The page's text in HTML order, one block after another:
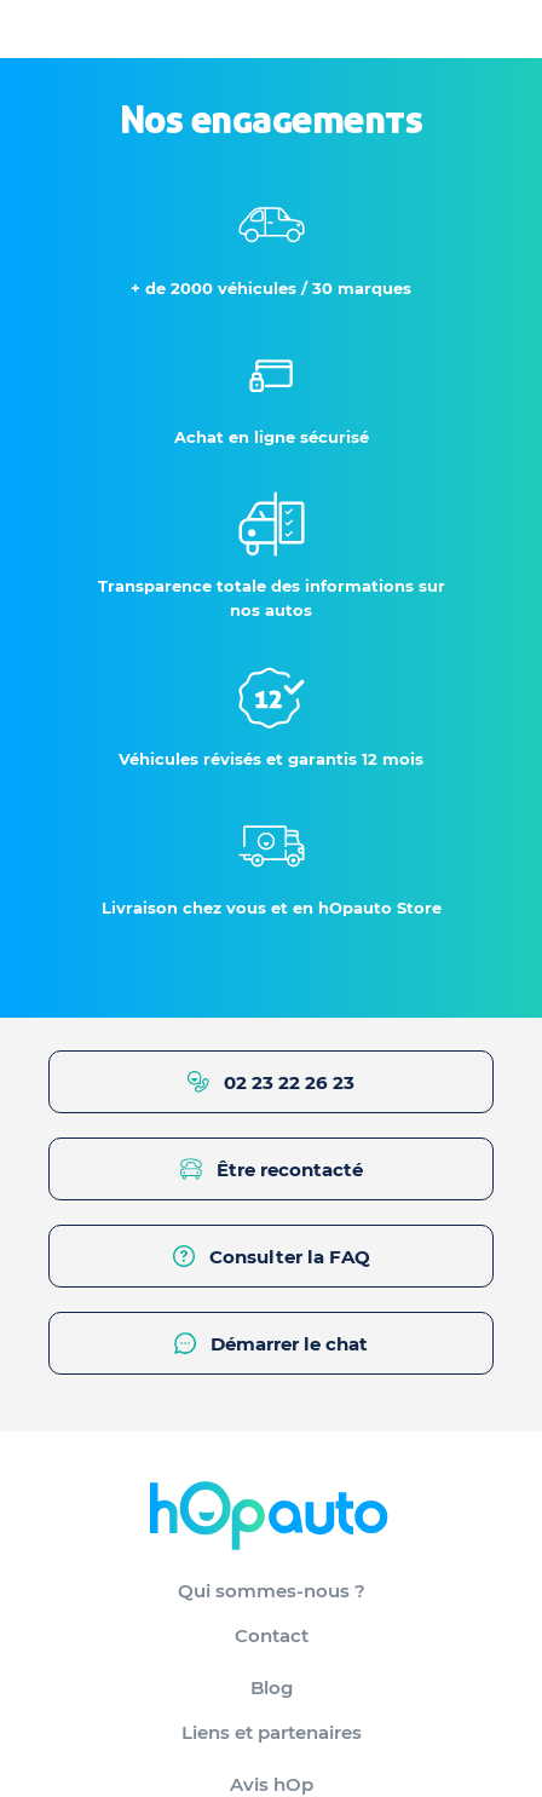
Nos engagements
+ de 2000 véhicules / 30 marques
Achat en ligne sécurisé
Transparence totale des informations sur
nos autos
Véhicules révisés et garantis 12 mois
Livraison chez vous et en hOpauto Store
02 23 22 26 23
Être recontacté
Consulter la FAQ
Démarrer le chat
Qui sommes-nous ?
Contact
Blog
Liens et partenaires
Avis hOp